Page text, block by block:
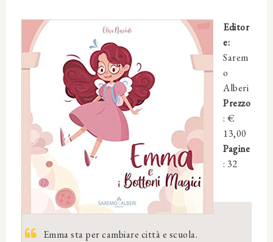
Editor
e:
Sarem
o
Alberi
Prezzo
: €
13,00
Pagine
: 32
Emma sta per cambiare città e scuola.